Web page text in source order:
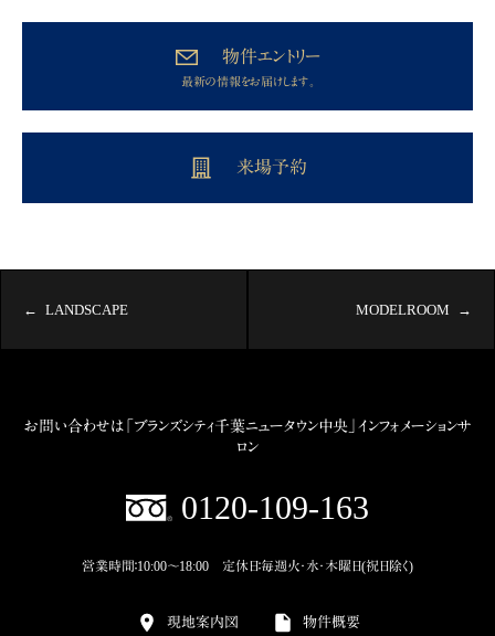
物件エントリー
最新の情報をお届けします。
来場予約
LANDSCAPE MODELROOM
お問い合わせは「ブランズシティ千葉ニュータウン中央」インフォメーションサ
ロン
0120‐109‐163
営業時間：10:00～18:00 定休日：毎週火・水・木曜日(祝日除く)
現地案内図 物件概要